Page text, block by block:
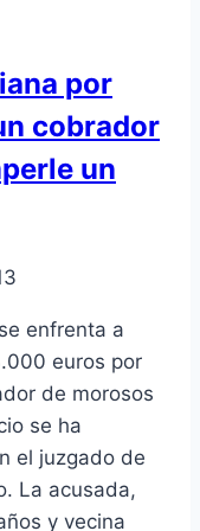
por
cobrador
un
enfrenta a
euros por
de morosos
se ha
el juzgado de
La acusada,
y vecina